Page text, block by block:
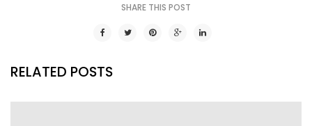
SHARE THIS POST
RELATED POSTS